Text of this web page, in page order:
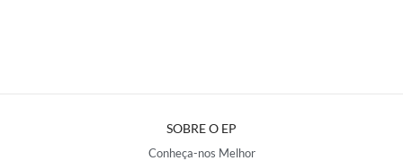
SOBRE O EP
Conheça-nos Melhor